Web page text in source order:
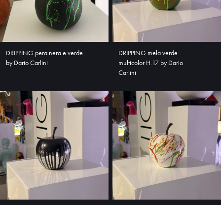
DRIPPING pera nera e verde
by Dario Carlini
DRIPPING mela verde
multicolor H.17 by Dario
Carlini